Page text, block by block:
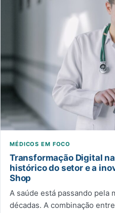
MÉDICOS EM FOCO
Transformação Digital
histórico do setor e a
Shop
A saúde está passando pela
décadas. A combinação